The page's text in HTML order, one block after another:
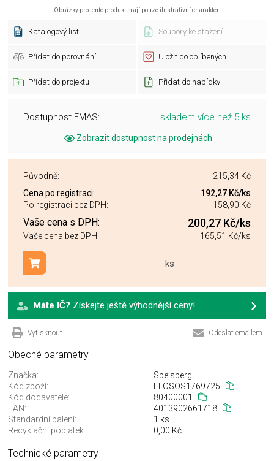
Obrázky pro tento produkt mají pouze ilustrativní charakter.
Katalogový list Soubory ke stažení
Přidat do porovnání Uložit do oblíbených
Přidat do projektu Přidat do nabídky
Dostupnost EMAS: skladem více než 5 ks
Zobrazit dostupnost na prodejnách
Původně:
215,34 Kč
Cena po registraci: 192,27 Kč/ks
Po registraci bez DPH:
158,90 Kč
Vaše cena s DPH: 200,27 Kč/ks
Vaše cena bez DPH: 165,51 Kč/ks
ks
Přidat do košíku
Máte IČ? Získejte ještě výhodnější ceny!
Vytisknout Odeslat emailem
Obecné parametry
Značka:
Spelsberg
Kód zboží:
ELOSOS1769725
Kód dodavatele:
80400001
EAN:
4013902661718
Standardní balení:
1 ks
Recyklační poplatek:
0,00 Kč
Technické parametry